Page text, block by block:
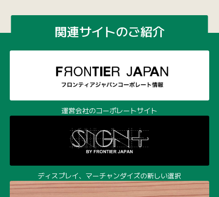
関連サイトのご紹介
運営会社のコーポレートサイト
ディスプレイ、マーチャンダイズの新しい選択